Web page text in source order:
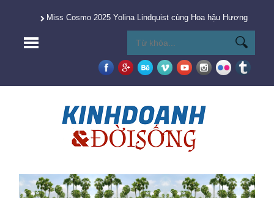
Miss Cosmo 2025 Yolina Lindquist cùng Hoa hậu Hương